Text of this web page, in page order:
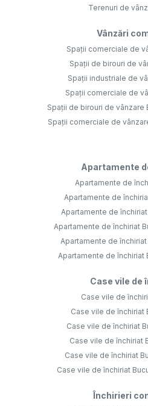
Terenuri de
Vânzări
Spații comerciale de
Spații de birouri de
Spații industriale de
Spații comerciale de
Spații de birouri de vânzare
Spații comerciale de
Apartamente
Apartamente de
Apartamente de
Apartamente de
Apartamente de închiriat
Apartamente de
Apartamente de închiriat
Case vile de
Case vile de
Case vile de închiriat
Case vile de închiriat
Case vile de închiriat
Case vile de închiriat
Case vile de închiriat
Închirieri